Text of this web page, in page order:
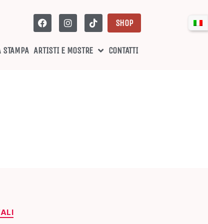
SHOP
STAMPA ARTISTI E MOSTRE CONTATTI